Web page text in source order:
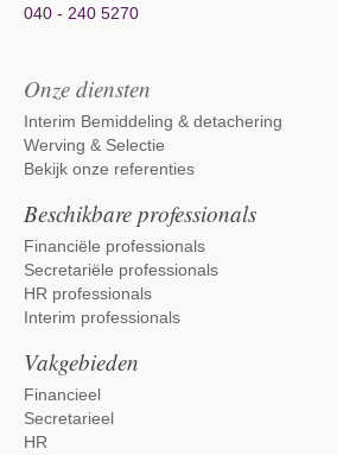
040 - 240 5270
Onze diensten
Interim Bemiddeling & detachering
Werving & Selectie
Bekijk onze referenties
Beschikbare professionals
Financiële professionals
Secretariële professionals
HR professionals
Interim professionals
Vakgebieden
Financieel
Secretarieel
HR